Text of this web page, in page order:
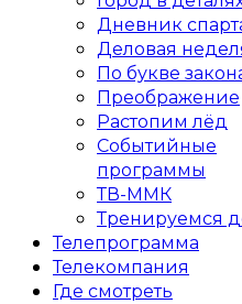
Дневник
Деловая
По букве
Преображение
Растопим лёд
Событийные
программы
ТВ-ММК
Тренируемся
Телепрограмма
Телекомпания
Где смотреть